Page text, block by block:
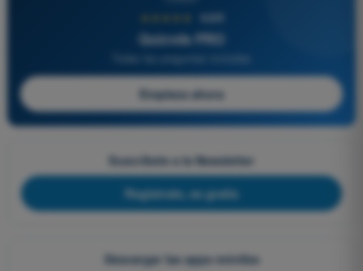
4,6/5
Quizvds PRO
Empieza ahora
Suscríbete a la Newsletter
Regístrate, es gratis
Descargar las apps móviles